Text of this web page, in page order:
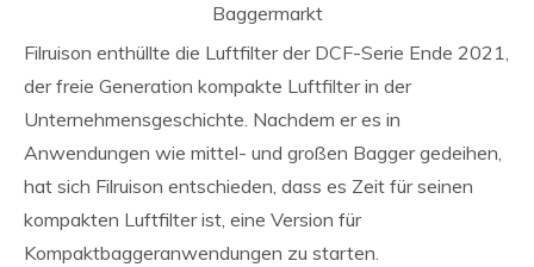
Baggermarkt
Filruison enthüllte die Luftfilter der DCF-Serie Ende 2021,
der freie Generation kompakte Luftfilter in der
Unternehmensgeschichte. Nachdem er es in
Anwendungen wie mittel- und großen Bagger gedeihen,
hat sich Filruison entschieden, dass es Zeit für seinen
kompakten Luftfilter ist, eine Version für
Kompaktbaggeranwendungen zu starten.